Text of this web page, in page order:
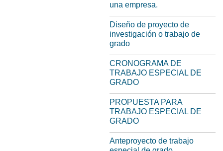
una empresa.
Diseño de proyecto de
investigación o trabajo de
grado
CRONOGRAMA DE
TRABAJO ESPECIAL DE
GRADO
PROPUESTA PARA
TRABAJO ESPECIAL DE
GRADO
Anteproyecto de trabajo